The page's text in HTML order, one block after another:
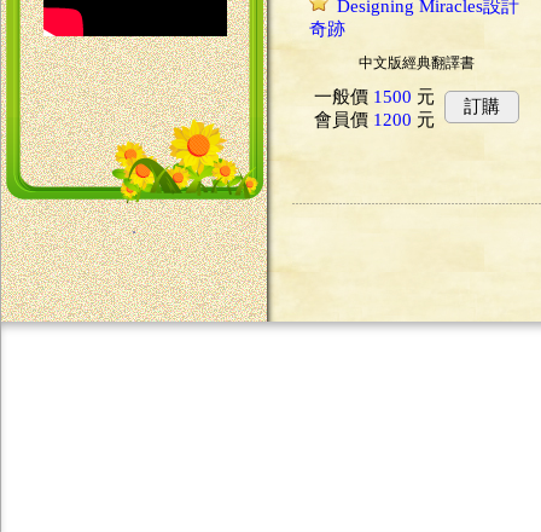
．
Designing Miracles設計
奇跡
中文版經典翻譯書
一般價 1500 元
會員價 1200 元
訂購